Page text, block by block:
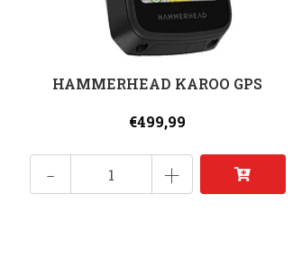
HAMMERHEAD KAROO GPS
€499,99
- +